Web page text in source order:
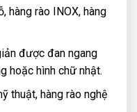
hàng rào INOX, hàng
được đan ngang
hoặc hình chữ nhật.
thuật, hàng rào nghệ